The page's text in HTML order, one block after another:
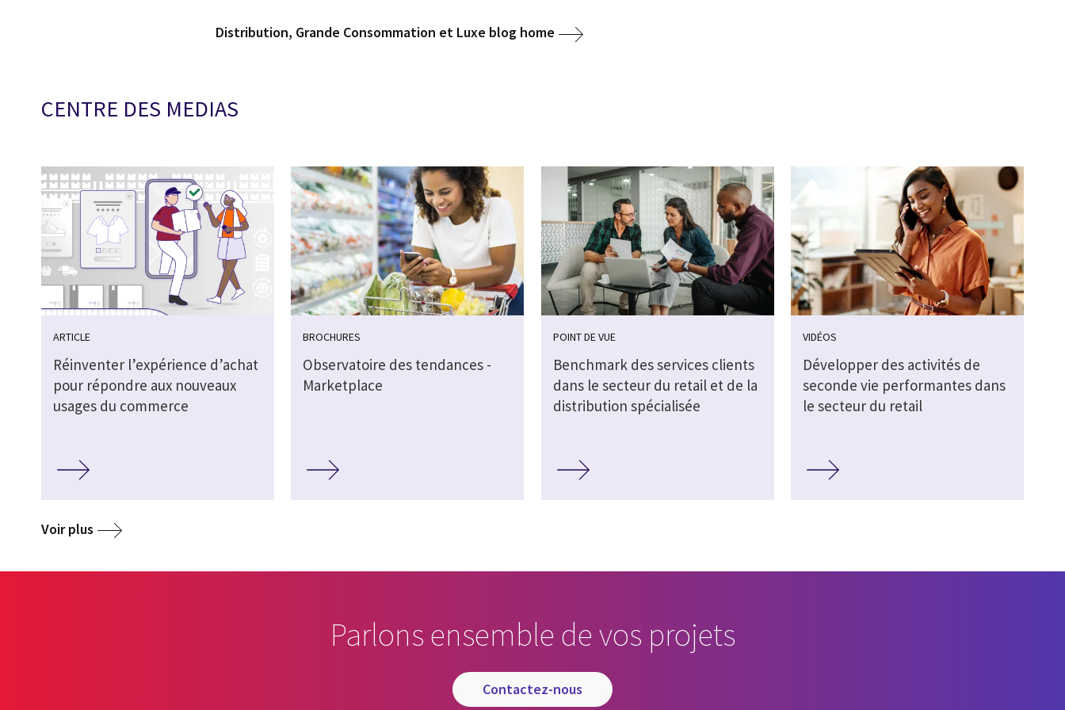
Distribution, Grande Consommation et Luxe blog home
CENTRE DES MEDIAS
ARTICLE
Réinventer l’expérience d’achat
pour répondre aux nouveaux
usages du commerce
BROCHURES
Observatoire des tendances -
Marketplace
POINT DE VUE
Benchmark des services clients
dans le secteur du retail et de la
distribution spécialisée
VIDÉOS
Développer des activités de
seconde vie performantes dans
le secteur du retail
Voir plus
Parlons ensemble de vos projets
contactez-nous